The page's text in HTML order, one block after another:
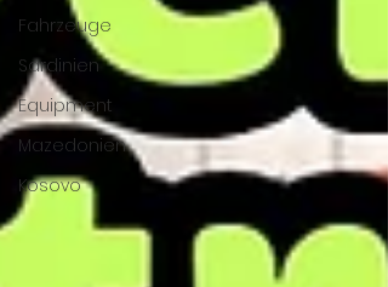
Fahrzeuge
Sardinien
Equipment
Mazedonien
Kosovo